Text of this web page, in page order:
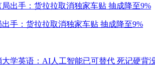
手：货拉拉取消独家车贴 抽成降至9%